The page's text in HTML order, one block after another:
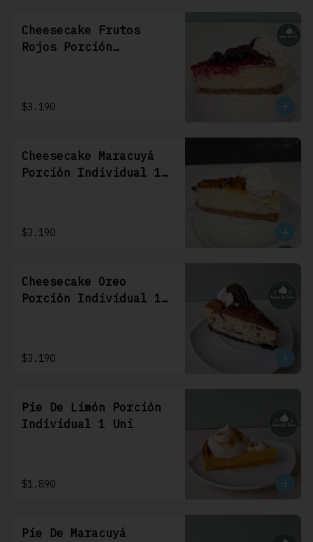
Cheesecake Frutos
Rojos Porción
$3.190
Cheesecake Maracuyá
Porción Individual 1
$3.190
Cheesecake Oreo
Porción Individual 1
$3.190
Pie De Limón Porción
Individual 1 Uni
$1.890
Pie De Maracuyá